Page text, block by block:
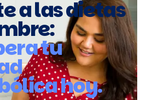
a las dietas
tu
hoy.